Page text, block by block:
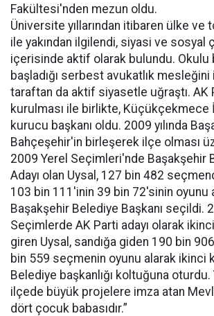
Fakültesi'nden mezun oldu.
Üniversite yıllarından itibaren ülke ve
ile yakından ilgilendi, siyasi ve sosyal
içerisinde aktif olarak bulundu. Okulu
başladığı serbest avukatlık
taraftan da aktif siyasetle uğraştı. AK
kurulması ile birlikte, Küçükçekmece
kurucu başkanı oldu. 2009 yılında
Bahçeşehir'in birleşerek ilçe olması
2009 Yerel Seçimleri'nde Başakşehir
Adayı olan Uysal, 127 bin 482
103 bin 111'inin 39 bin 72'sinin oyunu
Başakşehir Belediye Başkanı seçildi.
Seçimlerde AK Parti adayı olarak
giren Uysal, sandığa giden 190 bin
bin 559 seçmenin oyunu alarak ikinci
Belediye başkanlığı koltuğuna oturdu.
ilçede büyük projelere imza atan
dört çocuk babasıdır.”